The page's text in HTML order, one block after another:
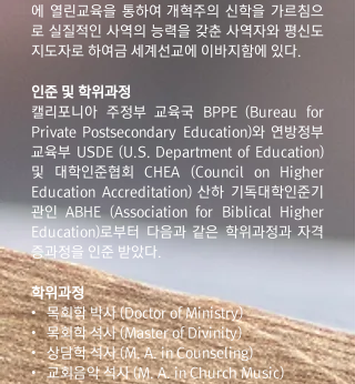
에 열린교육을 통하여 개혁주의 신학을 가르침으
로 실질적인 사역의 능력을 갖춘 사역자와 평신도
지도자로 하여금 세계선교에 이바지함에 있다.
인준 및 학위과정
캘리포니아 주정부 교육국 BPPE (Bureau for
Private Postsecondary Education)와 연방정부
교육부 USDE (U.S. Department of Education)
및 대학인준협회 CHEA (Council on Higher
Education Accreditation) 산하 기독대학인준기
관인 ABHE (Association for Biblical Higher
Education)로부터 다음과 같은 학위과정과 자격
증과정을 인준 받았다.
학위과정
• 목회학 박사 (Doctor of Ministry)
• 목회학 석사 (Master of Divinity)
• 상담학 석사 (M. A. in Counseling)
• 교회음악 석사 (M. A. in Church Music)